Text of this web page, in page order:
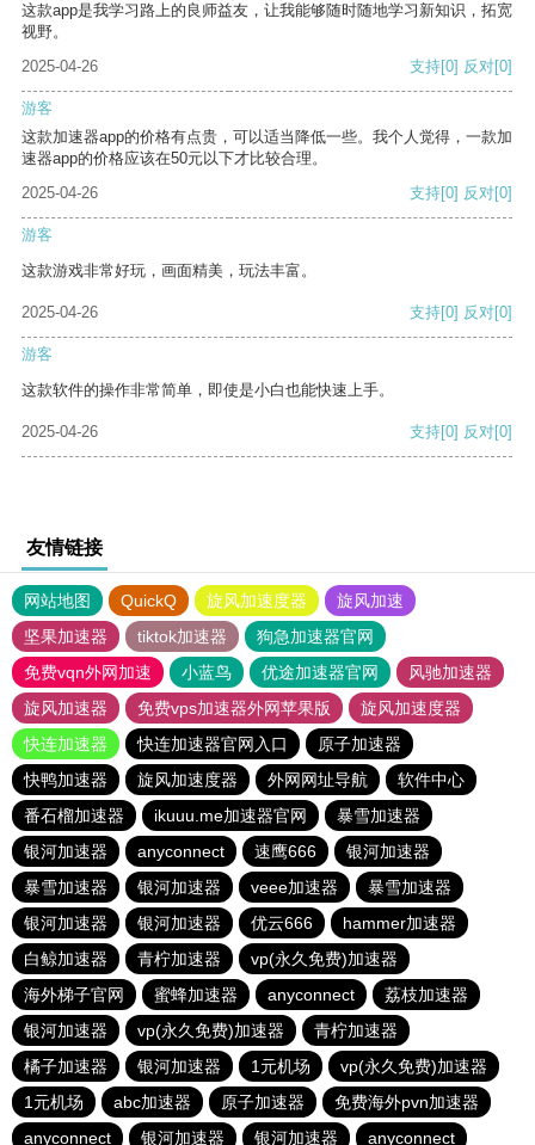
这款app是我学习路上的良师益友，让我能够随时随地学习新知识，拓宽
视野。
2025-04-26
支持[0] 反对[0]
游客
这款加速器app的价格有点贵，可以适当降低一些。我个人觉得，一款加
速器app的价格应该在50元以下才比较合理。
2025-04-26
支持[0] 反对[0]
游客
这款游戏非常好玩，画面精美，玩法丰富。
2025-04-26 支持[0] 反对[0]
游客
这款软件的操作非常简单，即使是小白也能快速上手。
2025-04-26 支持[0] 反对[0]
友情链接
网站地图 QuickQ 旋风加速度器
旋风加速
坚果加速器
tiktok加速器
狗急加速器官网
免费vqn外网加速
小蓝鸟 优途加速器官网
风驰加速器
旋风加速器
免费vps加速器外网苹果版
旋风加速度器
快连加速器
快连加速器官网入口
原子加速器
快鸭加速器
旋风加速度器 外网网址导航
软件中心
番石榴加速器
ikuuu.me加速器官网
暴雪加速器
银河加速器
anyconnect 速鹰666
银河加速器
暴雪加速器
银河加速器 veee加速器
暴雪加速器
银河加速器
银河加速器 优云666
hammer加速器
白鲸加速器
青柠加速器
vp(永久免费)加速器
海外梯子官网
蜜蜂加速器 anyconnect
荔枝加速器
银河加速器
vp(永久免费)加速器
青柠加速器
橘子加速器
银河加速器 1元机场
vp(永久免费)加速器
1元机场
abc加速器 原子加速器
免费海外pvn加速器
anyconnect
银河加速器 银河加速器 anyconnect